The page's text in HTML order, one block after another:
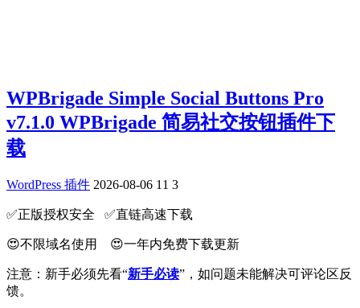
WPBrigade Simple Social Buttons Pro
v7.1.0 WPBrigade 简易社交按钮插件下
载
WordPress 插件 2026-08-06 11 3
✅️正版授权安全 ✅️直链高速下载
😍不限域名使用 😍一年内免费下载更新
注意：新手必须先看“新手必读”，如问题未能解决可评论区反
馈。